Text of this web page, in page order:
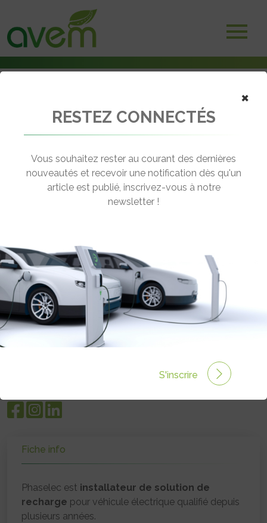
Entreprises
224, avenue de la Plaine
06250 MOUGINS
04 93 75 52 87
Fiche info
Phaselec est installateur de solution de
recharge pour véhicule électrique qualifié depuis
plusieurs années.
×
RESTEZ CONNECTÉS
Vous souhaitez rester au courant des dernières
nouveautés et recevoir une notification dès qu'un
article est publié, inscrivez-vous à notre
newsletter !
S'inscrire